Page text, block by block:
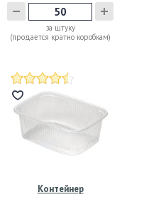
за штуку
(продается кратно коробкам)
Контейнер